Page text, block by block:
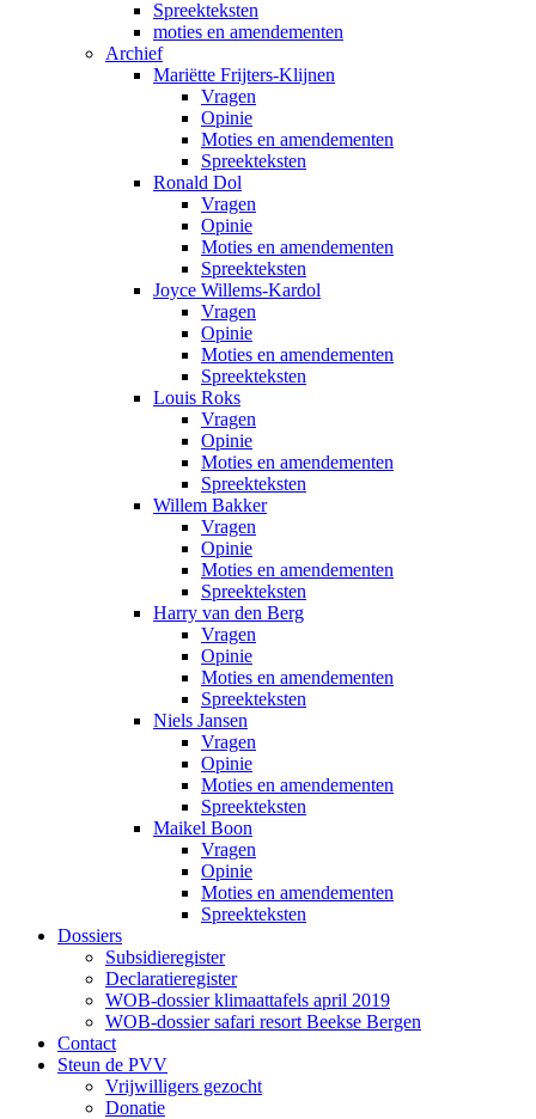
Spreekteksten
moties en amendementen
Archief
Mariëtte Frijters-Klijnen
Vragen
Opinie
Moties en amendementen
Spreekteksten
Ronald Dol
Vragen
Opinie
Moties en amendementen
Spreekteksten
Joyce Willems-Kardol
Vragen
Opinie
Moties en amendementen
Spreekteksten
Louis Roks
Vragen
Opinie
Moties en amendementen
Spreekteksten
Willem Bakker
Vragen
Opinie
Moties en amendementen
Spreekteksten
Harry van den Berg
Vragen
Opinie
Moties en amendementen
Spreekteksten
Niels Jansen
Vragen
Opinie
Moties en amendementen
Spreekteksten
Maikel Boon
Vragen
Opinie
Moties en amendementen
Spreekteksten
Dossiers
Subsidieregister
Declaratieregister
WOB-dossier klimaattafels april 2019
WOB-dossier safari resort Beekse Bergen
Contact
Steun de PVV
Vrijwilligers gezocht
Donatie